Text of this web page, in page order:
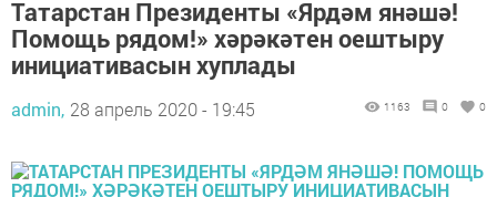
Татарстан Президенты «Ярдәм янәшә!
Помощь рядом!» хәрәкәтен оештыру
инициативасын хуплады
admin, 28 апрель 2020 - 19:45 1163 0 0